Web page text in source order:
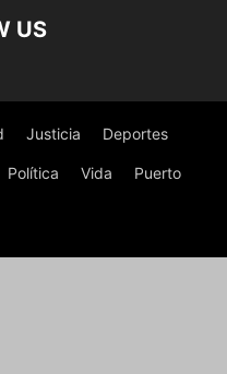
US
Justicia Deportes
Política Vida Puerto